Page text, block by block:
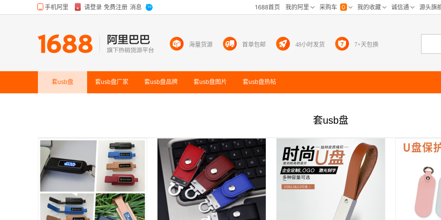
海量货源 首单包邮 48小时发货 7+天包换
套usb盘 套usb盘厂家 套usb盘品牌 套usb盘图片 套usb盘热帖
套usb盘